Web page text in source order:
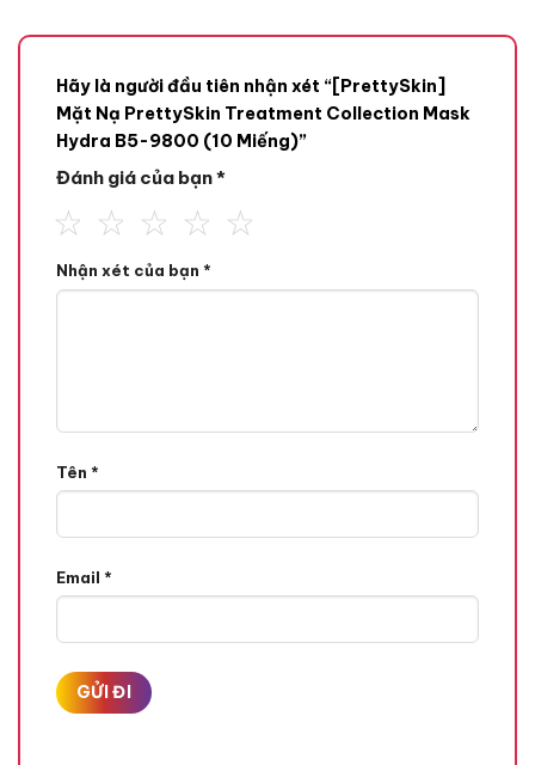
Hãy là người đầu tiên nhận xét “[PrettySkin]
Mặt Nạ PrettySkin Treatment Collection Mask
Hydra B5-9800 (10 Miếng)”
Đánh giá của bạn*
Nhận xét của bạn *
Tên *
Email *